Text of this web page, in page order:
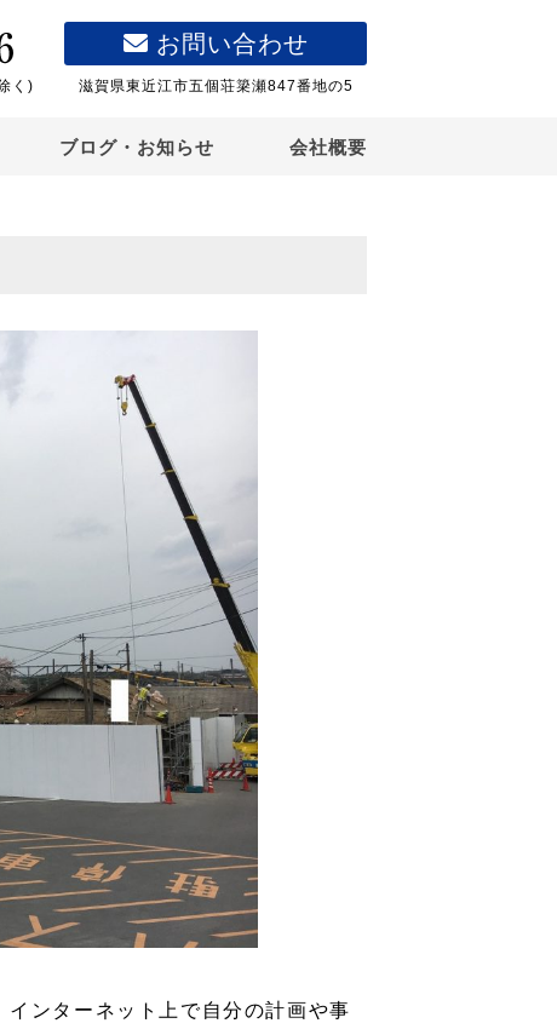
く)
お問い合わせ
滋賀県東近江市五個荘簗瀬847番地の5
ブログ・お知らせ 会社概要
ンターネット上で自分の計画や事